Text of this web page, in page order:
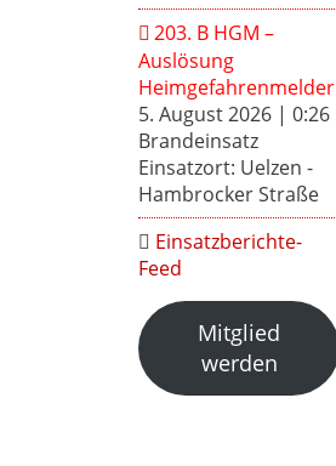
203. B HGM –
Auslösung
Heimgefahrenmelder
5. August 2026 | 0:26
Brandeinsatz
Einsatzort: Uelzen -
Hambrocker Straße
Einsatzberichte-
Feed
Mitglied
werden